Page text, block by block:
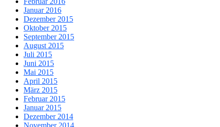
Januar 2016
Dezember 2015
Oktober 2015
September 2015
August 2015
Juli 2015
Juni 2015
Mai 2015
April 2015
März 2015
Februar 2015
Januar 2015
Dezember 2014
November 2014